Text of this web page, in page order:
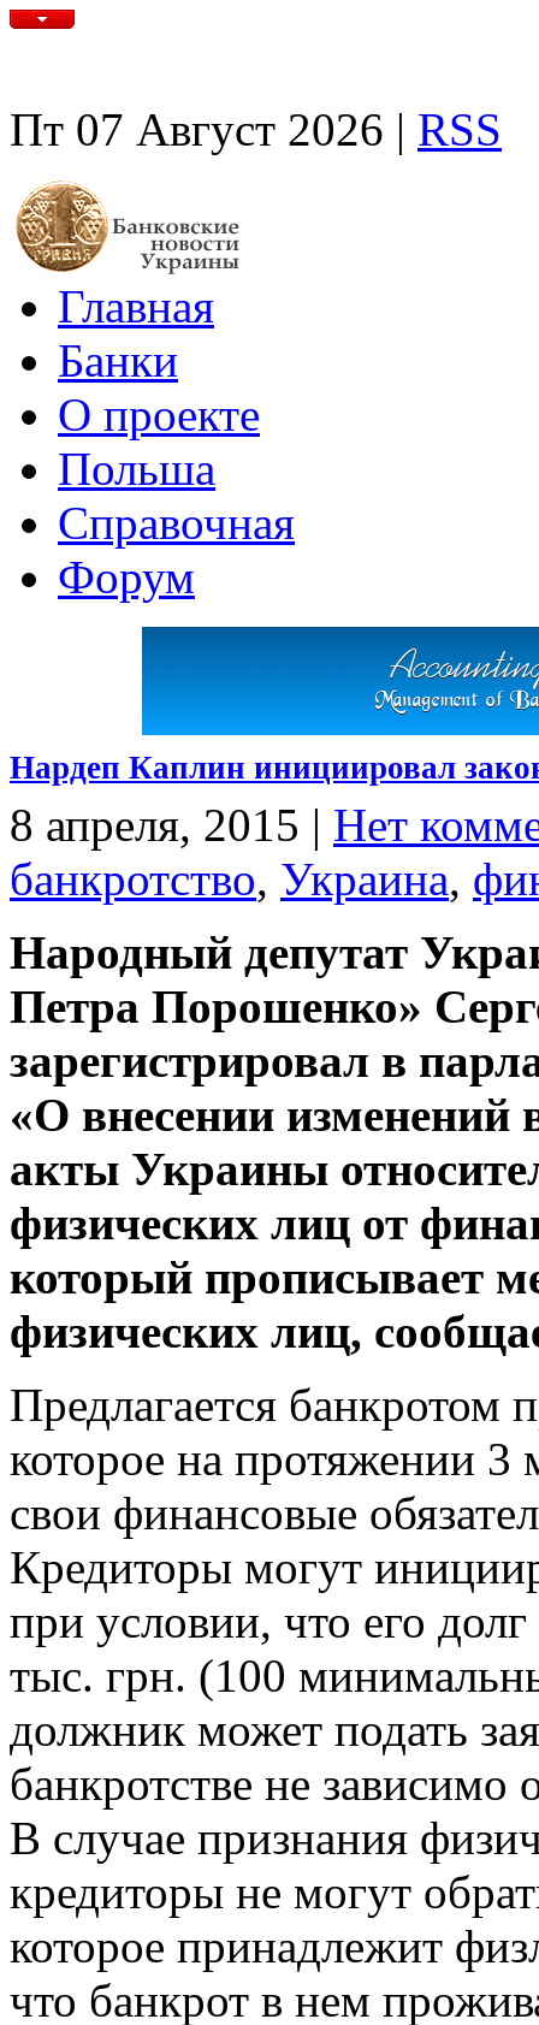
Пт 07 Август 2026 | RSS
Главная
Банки
О проекте
Польша
Справочная
Форум
Нардеп Каплин инициировал
8 апреля, 2015 | Нет
банкротство, Украина,
Народный депутат
Петра Порошенко»
зарегистрировал в
«О внесении изменений
акты Украины
физических лиц от
который прописывает
физических лиц,
Предлагается банкротом
которое на протяжении
свои финансовые
Кредиторы могут
при условии, что его
тыс. грн. (100
должник может подать
банкротстве не зависимо
В случае признания
кредиторы не могут
которое принадлежит
что банкрот в нем